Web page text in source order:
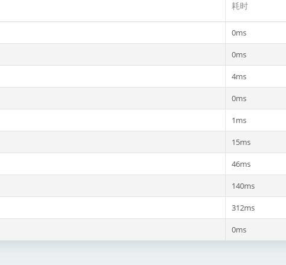
耗时
0ms
0ms
4ms
0ms
1ms
15ms
46ms
140ms
312ms
0ms